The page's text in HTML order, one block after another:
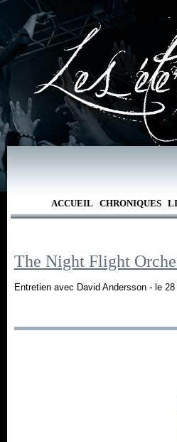
ACCUEIL CHRONIQUES
The Night Flight
Entretien avec David Andersson - le